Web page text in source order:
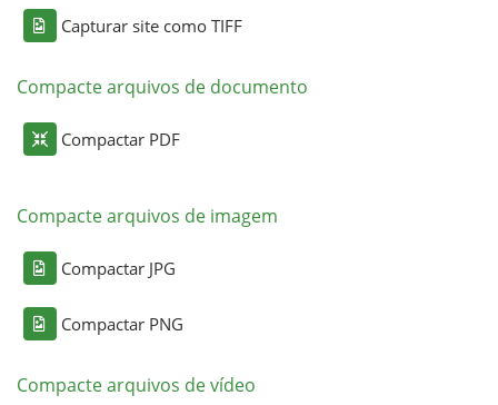
Capturar site como TIFF
Compacte arquivos de documento
Compactar PDF
Compacte arquivos de imagem
Compactar JPG
Compactar PNG
Compacte arquivos de vídeo